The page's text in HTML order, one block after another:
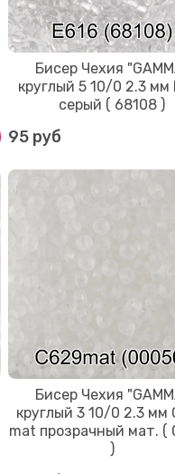
Бисер Чехия
круглый 5 10/0 2.3 мм
серый ( 68108 )
95 руб
Бисер Чехия
круглый 3 10/0 2.3 мм
mat прозрачный мат. (
)